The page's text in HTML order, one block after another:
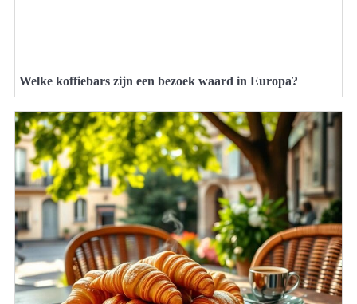
Welke koffiebars zijn een bezoek waard in Europa?